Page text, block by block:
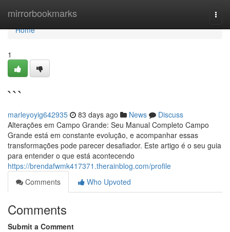
mirrorbookmarks
Home
Home
1
```
marleyoyig642935 83 days ago News
Discuss
Alterações em Campo Grande: Seu Manual Completo Campo
Grande está em constante evolução, e acompanhar essas
transformações pode parecer desafiador. Este artigo é o seu guia
para entender o que está acontecendo
https://brendafwmk417371.therainblog.com/profile
Comments
Who Upvoted
Comments
Submit a Comment